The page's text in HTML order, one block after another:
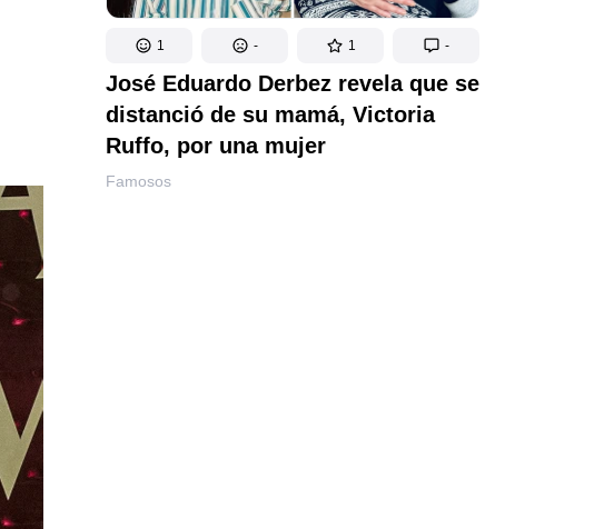
1 - 1 -
José Eduardo Derbez revela que se
distanció de su mamá, Victoria
Ruffo, por una mujer
Famosos